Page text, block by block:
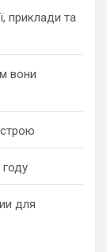
приклади та
вони
для